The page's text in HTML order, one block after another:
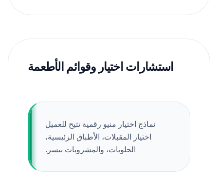
استشارات اختيار وقوائم الأطعمة
نماذج اختيار منيو رقمية تتيح للعميل
اختيار المقبلات، الأطباق الرئيسية،
الحلويات، والمشروبات بيسر.